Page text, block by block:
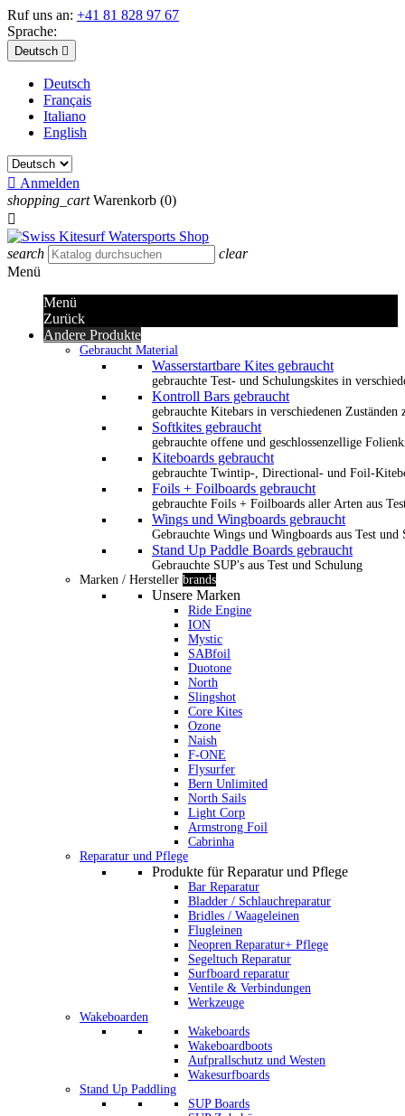
Ruf uns an: +41 81 828 97 67
Sprache:
Deutsch 
Deutsch
Français
Italiano
English
 Anmelden
shopping_cart Warenkorb (0)

search
clear
Menü
Menü
Zurück
Andere Produkte
Gebraucht Material
Wasserstartbare Kites gebraucht
gebrauchte Test- und Schulungskites in
Kontroll Bars gebraucht
gebrauchte Kitebars in verschiedenen Zuständen
Softkites gebraucht
gebrauchte offene und geschlossenzellige
Kiteboards gebraucht
gebrauchte Twintip-, Directional- und Foil-
Foils + Foilboards gebraucht
gebrauchte Foils + Foilboards aller Arten aus
Wings und Wingboards gebraucht
Gebrauchte Wings und Wingboards aus Test und
Stand Up Paddle Boards gebraucht
Gebrauchte SUP's aus Test und Schulung
Marken / Hersteller brands
Unsere Marken
Ride Engine
ION
Mystic
SABfoil
Duotone
North
Slingshot
Core Kites
Ozone
Naish
F-ONE
Flysurfer
Bern Unlimited
North Sails
Light Corp
Armstrong Foil
Cabrinha
Reparatur und Pflege
Produkte für Reparatur und Pflege
Bar Reparatur
Bladder / Schlauchreparatur
Bridles / Waageleinen
Flugleinen
Neopren Reparatur+ Pflege
Segeltuch Reparatur
Surfboard reparatur
Ventile & Verbindungen
Werkzeuge
Wakeboarden
Wakeboards
Wakeboardboots
Aufprallschutz und Westen
Wakesurfboards
Stand Up Paddling
SUP Boards